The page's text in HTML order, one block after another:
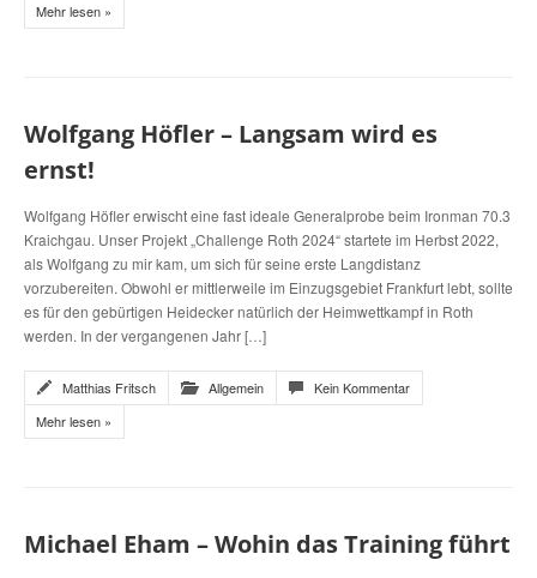
Mehr lesen »
Wolfgang Höfler – Langsam wird es
ernst!
Wolfgang Höfler erwischt eine fast ideale Generalprobe beim Ironman 70.3
Kraichgau. Unser Projekt „Challenge Roth 2024“ startete im Herbst 2022,
als Wolfgang zu mir kam, um sich für seine erste Langdistanz
vorzubereiten. Obwohl er mittlerweile im Einzugsgebiet Frankfurt lebt, sollte
es für den gebürtigen Heidecker natürlich der Heimwettkampf in Roth
werden. In der vergangenen Jahr […]
Matthias Fritsch Allgemein
Kein Kommentar
Mehr lesen »
Michael Eham – Wohin das Training führt